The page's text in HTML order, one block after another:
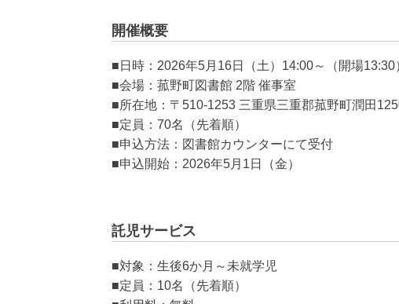
開催概要
■日時：2026年5月16日（土）14:00～（開場13:30
■会場：菰野町図書館 2階 催事室
■所在地：〒510-1253 三重県三重郡菰野町潤田
■定員：70名（先着順）
■申込方法：図書館カウンターにて受付
■申込開始：2026年5月1日（金）
託児サービス
■対象：生後6か月～未就学児
■定員：10名（先着順）